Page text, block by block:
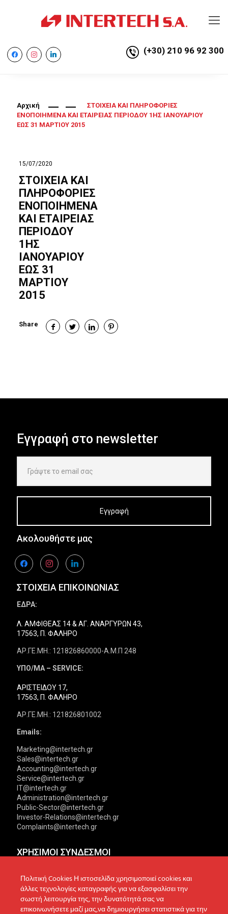
facebookinstagramlinkedin (+30) 210 96 92 300
Αρχική
ΣΤΟΙΧΕΙΑ ΚΑΙ ΠΛΗΡΟΦΟΡΙΕΣ
ΕΝΟΠΟΙΗΜΕΝΑ ΚΑΙ ΕΤΑΙΡΕΙΑΣ ΠΕΡΙΟΔΟΥ 1ΗΣ ΙΑΝΟΥΑΡΙΟΥ
ΕΩΣ 31 ΜΑΡΤΙΟΥ 2015
15/07/2020
ΣΤΟΙΧΕΙΑ ΚΑΙ
ΠΛΗΡΟΦΟΡΙΕΣ
ΕΝΟΠΟΙΗΜΕΝΑ
ΚΑΙ ΕΤΑΙΡΕΙΑΣ
ΠΕΡΙΟΔΟΥ
1ΗΣ
ΙΑΝΟΥΑΡΙΟΥ
ΕΩΣ 31
ΜΑΡΤΙΟΥ
2015
Share
Εγγραφή στο newsletter
Ακολουθήστε μας
facebookinstagramlinkedin
ΣΤΟΙΧΕΙΑ ΕΠΙΚΟΙΝΩΝΙΑΣ
ΕΔΡΑ:
Λ. ΑΜΦΙΘΕΑΣ 14 & ΑΓ. ΑΝΑΡΓΥΡΩΝ 43,
17563, Π. ΦΑΛΗΡΟ
ΑΡ.ΓΕ.ΜΗ.: 121826860000-Α.Μ.Π 248
ΥΠΟ/ΜΑ – SERVICE:
ΑΡΙΣΤΕΙΔΟΥ 17,
17563, Π. ΦΑΛΗΡΟ
ΑΡ.ΓΕ.ΜΗ.: 121826801002
Emails:
Marketing@intertech.gr
Sales@intertech.gr
Accounting@intertech.gr
Service@intertech.gr
IT@intertech.gr
Administration@intertech.gr
Public-Sector@intertech.gr
Investor-Relations@intertech.gr
Complaints@intertech.gr
ΧΡΗΣΙΜΟΙ ΣΥΝΔΕΣΜΟΙ
Δίκτυο συνεργατών
Τεχνική υποστήριξη
Πολιτική Απορρήτου
Πολιτική Cookies
Πολιτική Cookies Η ιστοσελίδα χρησιμοποιεί cookies και
άλλες τεχνολογίες καταγραφής για να εξασφαλίσει την
σωστή λειτουργία της, την δυνατότητά σας να
επικοινωνήσετε μαζί μας,να δημιουργήσει στατιστικά για την